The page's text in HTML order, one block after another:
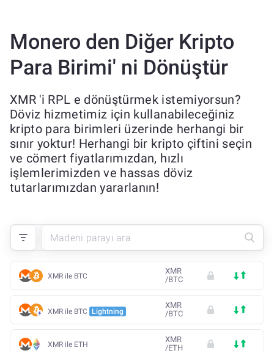
Monero den Diğer Kripto
Para Birimi' ni Dönüştür
XMR 'i RPL e dönüştürmek istemiyorsun?
Döviz hizmetimiz için kullanabileceğiniz
kripto para birimleri üzerinde herhangi bir
sınır yoktur! Herhangi bir kripto çiftini seçin
ve cömert fiyatlarımızdan, hızlı
işlemlerimizden ve hassas döviz
tutarlarımızdan yararlanın!
XMR ile BTC
XMR
/BTC
XMR ile BTC Lightning
XMR
/BTC
XMR ile ETH
XMR
/ETH